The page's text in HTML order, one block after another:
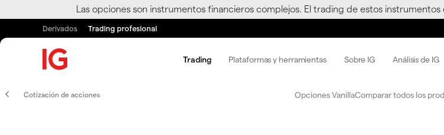
Las opciones son instrumentos financieros complejos. El trading de estos
Derivados Trading profesional
Trading Plataformas y herramientas Sobre IG Análisis de IG
Cotización de acciones Opciones VanillaComparar todos los